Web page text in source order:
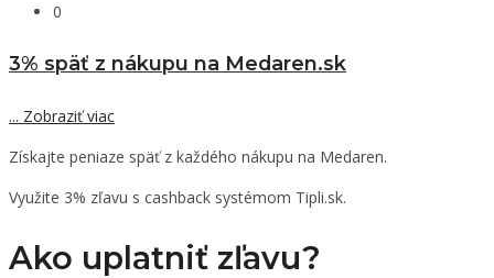
0
3% späť z nákupu na Medaren.sk
... Zobraziť viac
Získajte peniaze späť z každého nákupu na Medaren.
Využite 3% zľavu s cashback systémom Tipli.sk.
Ako uplatniť zľavu?